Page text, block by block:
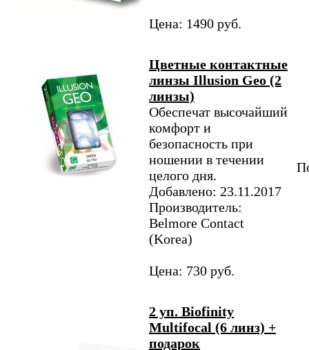
Цена: 1490 руб.
Цветные контактные
линзы Illusion Geo (2
линзы)
Обеспечат высочайший
комфорт и
безопасность при
ношении в течении
целого дня.
Добавлено: 23.11.2017
Производитель:
Belmore Contact
(Korea)
Цена: 730 руб.
2 уп. Biofinity
Multifocal (6 линз) +
подарок